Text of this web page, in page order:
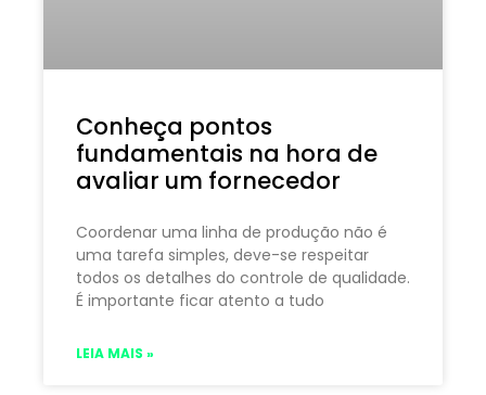
Conheça pontos
fundamentais na hora de
avaliar um fornecedor
Coordenar uma linha de produção não é
uma tarefa simples, deve-se respeitar
todos os detalhes do controle de qualidade.
É importante ficar atento a tudo
LEIA MAIS »